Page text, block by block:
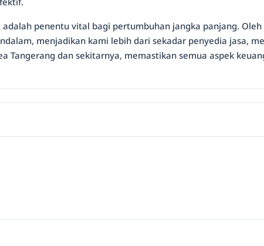
penentu vital bagi pertumbuhan jangka panjang.
menjadikan kami lebih dari sekadar penyedia jasa,
Tangerang dan sekitarnya, memastikan semua aspek